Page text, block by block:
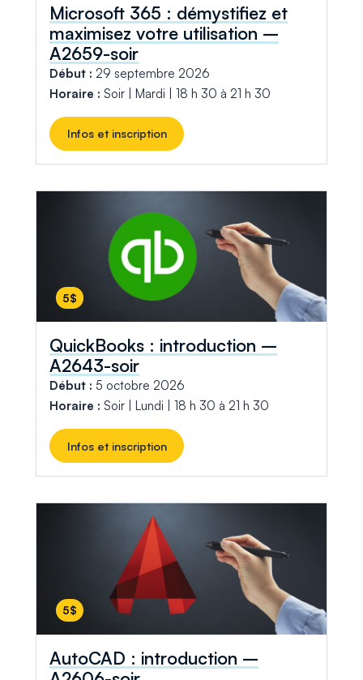
Microsoft 365 : démystifiez et
maximisez votre utilisation –
A2659-soir
Début : 29 septembre 2026
Horaire : Soir | Mardi | 18 h 30 à 21 h 30
Infos et inscription
5$
QuickBooks : introduction –
A2643-soir
Début : 5 octobre 2026
Horaire : Soir | Lundi | 18 h 30 à 21 h 30
Infos et inscription
5$
AutoCAD : introduction –